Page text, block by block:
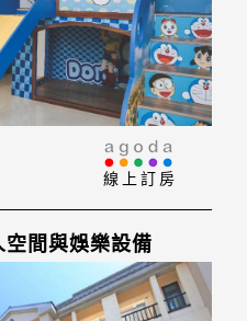
線上訂房
間與娛樂設備